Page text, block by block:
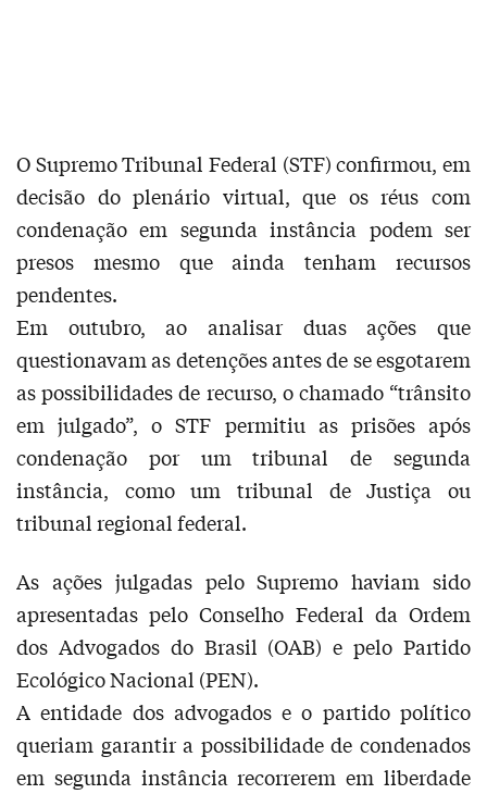
O Supremo Tribunal Federal (STF) confirmou, em
decisão do plenário virtual, que os réus com
condenação em segunda instância podem ser
presos mesmo que ainda tenham recursos
pendentes.
Em outubro, ao analisar duas ações que
questionavam as detenções antes de se esgotarem
as possibilidades de recurso, o chamado “trânsito
em julgado”, o STF permitiu as prisões após
condenação por um tribunal de segunda
instância, como um tribunal de Justiça ou
tribunal regional federal.
As ações julgadas pelo Supremo haviam sido
apresentadas pelo Conselho Federal da Ordem
dos Advogados do Brasil (OAB) e pelo Partido
Ecológico Nacional (PEN).
A entidade dos advogados e o partido político
queriam garantir a possibilidade de condenados
em segunda instância recorrerem em liberdade